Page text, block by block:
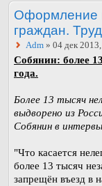
Оформление
граждан.
Adm » 04 дек
Собянин: более
года.
Более 13 тысяч
выдворено из
Собянин в
"Что касается
более 13 тысяч
запрещён въезд в